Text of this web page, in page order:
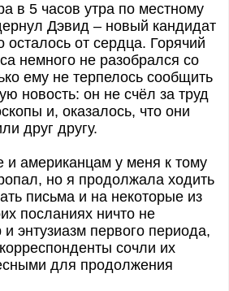
в 5 часов утра по местному
Дэвид – новый кандидат
осталось от сердца. Горячий
немного не разобрался со
ему не терпелось сообщить
новость: он не счёл за труд
и, оказалось, что они
друг другу.
и американцам у меня к тому
но я продолжала ходить
письма и на некоторые из
посланиях ничто не
энтузиазм первого периода,
сочли их
для продолжения